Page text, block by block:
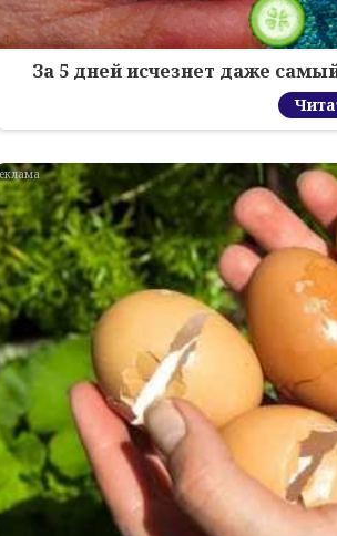
За 5 дней исчезнет даже